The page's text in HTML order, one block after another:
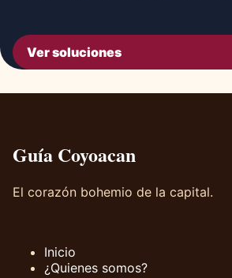
Ver soluciones
Guía Coyoacan
El corazón bohemio de la capital.
Inicio
¿Quienes somos?